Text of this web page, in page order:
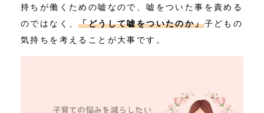
持ちが働くための嘘なので、嘘をついた事を責める
のではなく、「どうして嘘をついたのか」子どもの
気持ちを考えることが大事です。